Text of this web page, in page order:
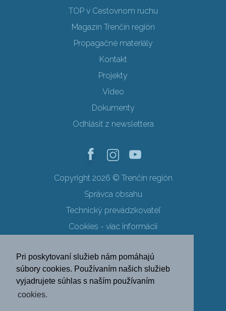
Pri poskytovaní služieb nám pomáhajú
súbory cookies. Používaním našich služieb
vyjadrujete súhlas s naším používaním
cookies.
TOP v Cestovnom ruchu
Magazín Trenčín región
Propagačné materiály
Kontakt
Projekty
Video
Dokumenty
Odhlásiť z newslettera
Copyright 2026 © Trenčín región
Správca obsahu
Technický prevádzkovateľ
Cookies - viac informácií
Ochrana osobných údajov
SK EN DE
PL